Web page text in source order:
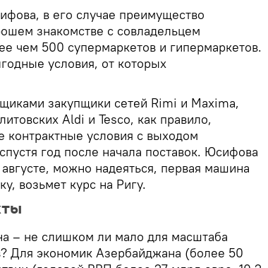
в его случае преимущество
знакомстве с совладельцем
чем 500 супермаркетов и гипермаркетов.
условия, от которых
закупщики сетей Rimi и Maxima,
Aldi и Tesco, как правило,
контрактные условия с выходом
год после начала поставок. Юсифова
можно надеяться, первая машина
возьмет курс на Ригу.
– не слишком ли мало для масштаба
Для экономик Азербайджана (более 50